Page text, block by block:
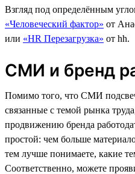
Взгляд под определённым
«Человеческий фактор» от
или «HR Перезагрузка» от hh.
СМИ и бренд
Помимо того, что СМИ
связанные с темой рынка
продвижению бренда
простой: чем больше
тем лучше понимаете, какие
Соответственно, можете